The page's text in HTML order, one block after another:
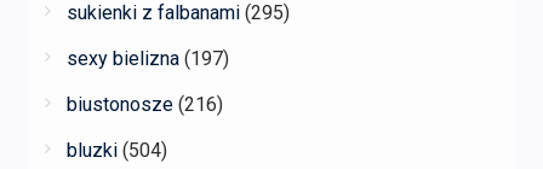
sukienki z falbanami (295)
sexy bielizna (197)
biustonosze (216)
bluzki (504)